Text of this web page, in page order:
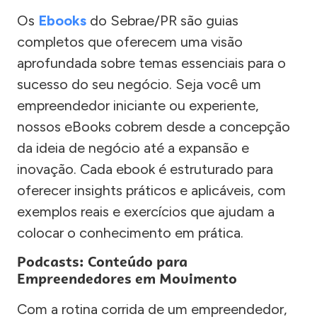
Os Ebooks do Sebrae/PR são guias
completos que oferecem uma visão
aprofundada sobre temas essenciais para o
sucesso do seu negócio. Seja você um
empreendedor iniciante ou experiente,
nossos eBooks cobrem desde a concepção
da ideia de negócio até a expansão e
inovação. Cada ebook é estruturado para
oferecer insights práticos e aplicáveis, com
exemplos reais e exercícios que ajudam a
colocar o conhecimento em prática.
Podcasts: Conteúdo para
Empreendedores em Movimento
Com a rotina corrida de um empreendedor,